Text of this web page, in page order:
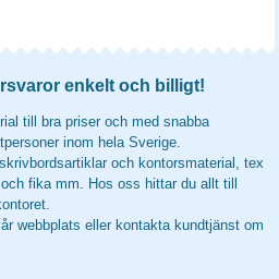
enkelt och billigt!
till bra priser och med snabba
inom hela Sverige.
och kontorsmaterial, tex
fika mm. Hos oss hittar du allt till
webbplats eller kontakta kundtjänst om